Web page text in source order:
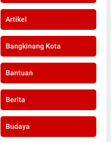
Artikel
Bangkinang Kota
Bantuan
Berita
Budaya